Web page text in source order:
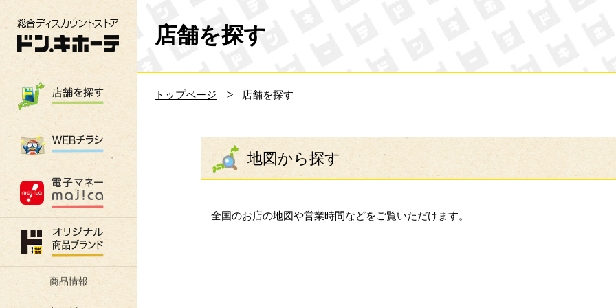
総合ディスカウントストア 驚安の殿堂 ドン・キホーテ
商品情報
店舗を探す
トップページ 店舗を探す
地図から探す
全国のお店の地図や営業時間などをご覧いただけます。